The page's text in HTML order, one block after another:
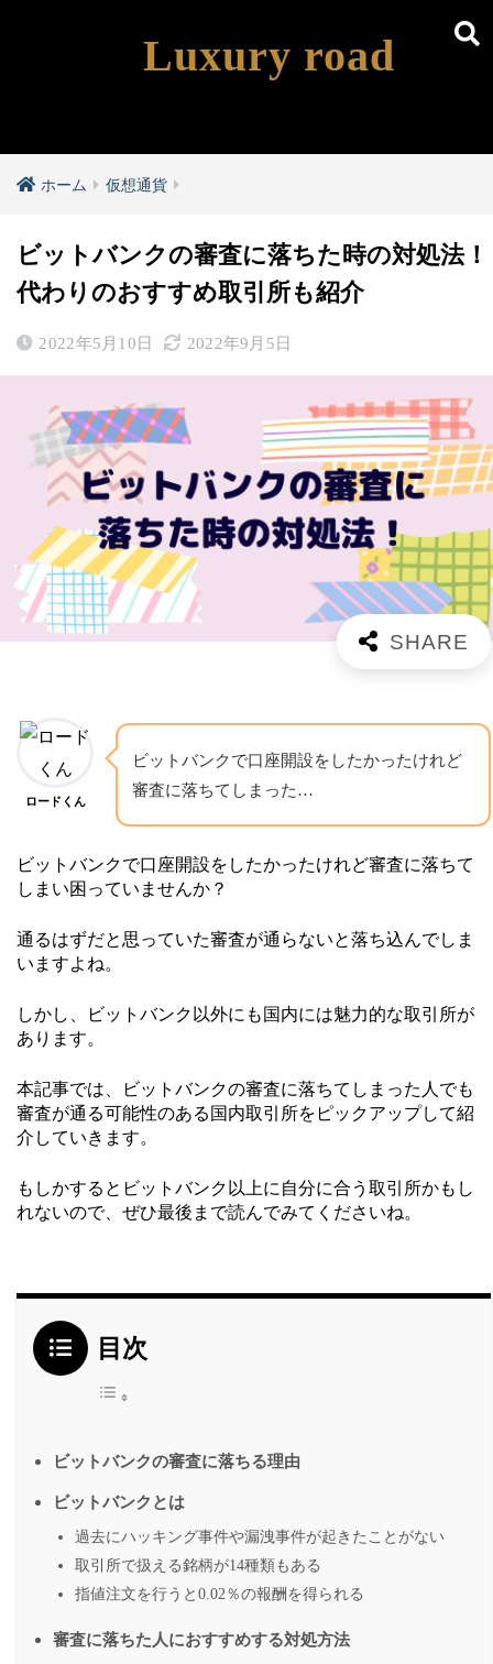
Luxury road
ホーム 仮想通貨
ビットバンクの審査に落ちた時の対処法！
代わりのおすすめ取引所も紹介
2022年5月10日 2022年9月5日
ロードくん
ビットバンクで口座開設をしたかったけれど
審査に落ちてしまった…
ビットバンクで口座開設をしたかったけれど審査に落ちて
しまい困っていませんか？
通るはずだと思っていた審査が通らないと落ち込んでしま
いますよね。
しかし、ビットバンク以外にも国内には魅力的な取引所が
あります。
本記事では、ビットバンクの審査に落ちてしまった人でも
審査が通る可能性のある国内取引所をピックアップして紹
介していきます。
もしかするとビットバンク以上に自分に合う取引所かもし
れないので、ぜひ最後まで読んでみてくださいね。
目次
ビットバンクの審査に落ちる理由
ビットバンクとは
過去にハッキング事件や漏洩事件が起きたことがない
取引所で扱える銘柄が14種類もある
指値注文を行うと0.02％の報酬を得られる
審査に落ちた人におすすめする対処方法